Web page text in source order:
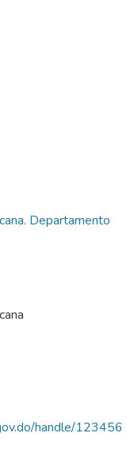
Departamento
handle/123456